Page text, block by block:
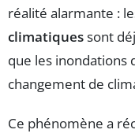
réalité alarmante :
climatiquessont
que les inondations
changement de
Ce phénomène a